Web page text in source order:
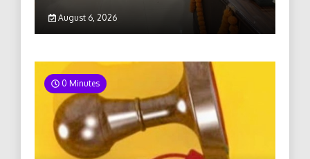
August 6, 2026
0 Minutes